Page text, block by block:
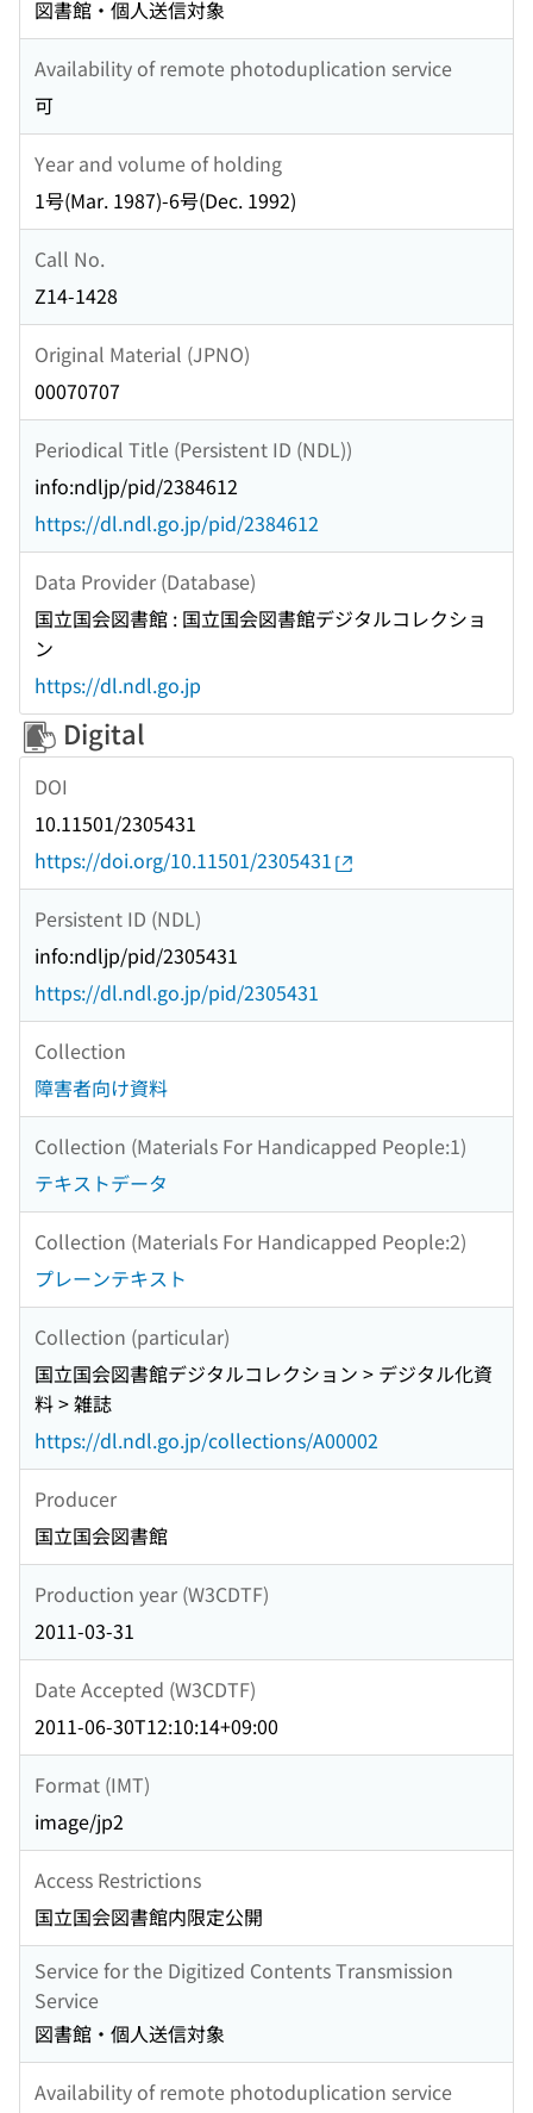
図書館・個人送信対象
Availability of remote photoduplication service
可
Year and volume of holding
1号(Mar. 1987)-6号(Dec. 1992)
Call No.
Z14-1428
Original Material (JPNO)
00070707
Periodical Title (Persistent ID (NDL))
info:ndljp/pid/2384612
https://dl.ndl.go.jp/pid/2384612
Data Provider (Database)
国立国会図書館 : 国立国会図書館デジタルコレクショ
ン
https://dl.ndl.go.jp
Digital
DOI
10.11501/2305431
https://doi.org/10.11501/2305431
Persistent ID (NDL)
info:ndljp/pid/2305431
https://dl.ndl.go.jp/pid/2305431
Collection
障害者向け資料
Collection (Materials For Handicapped People:1)
テキストデータ
Collection (Materials For Handicapped People:2)
プレーンテキスト
Collection (particular)
国立国会図書館デジタルコレクション > デジタル化資
料 > 雑誌
https://dl.ndl.go.jp/collections/A00002
Producer
国立国会図書館
Production year (W3CDTF)
2011-03-31
Date Accepted (W3CDTF)
2011-06-30T12:10:14+09:00
Format (IMT)
image/jp2
Access Restrictions
国立国会図書館内限定公開
Service for the Digitized Contents Transmission
Service
図書館・個人送信対象
Availability of remote photoduplication service